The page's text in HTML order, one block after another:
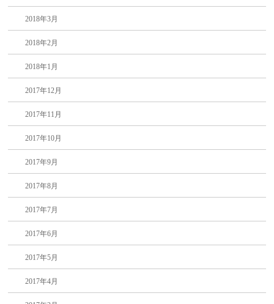
2018年3月
2018年2月
2018年1月
2017年12月
2017年11月
2017年10月
2017年9月
2017年8月
2017年7月
2017年6月
2017年5月
2017年4月